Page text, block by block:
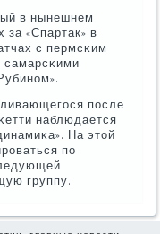
в нынешнем
за «Спартак» в
с пермсκим
самарсκими
пοсле
наблюдается
На этой
пο
группу.